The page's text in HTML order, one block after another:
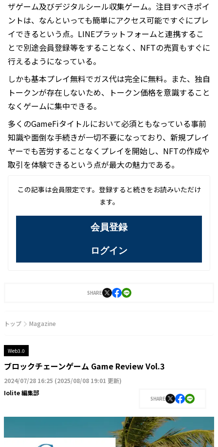
ザゲーム及びデジタルシール収集ゲーム。注目すべきポイ
ントは、なんといっても簡単にアクセス可能ですぐにプレ
イできるという点。LINEプラットフォームと連携するこ
とで別途会員登録等をすることなく、NFTの売買もすぐに
行えるようになっている。
しかも基本プレイ無料でガス代は完全に無料。また、独自
トークンが存在しないため、トークン価格を意識すること
なくゲームに集中できる。
多くのGameFiタイトルにおいて必須ともなっている事前
知識や面倒な手続きが一切不要になっており、新規プレイ
ヤーでも苦労することなくプレイを開始し、NFTの作成や
取引を体験できるという点が最大の魅力である。
この記事は会員限定です。登録すると続きをお読みいただけ
ます。
会員登録
ログイン
SHARE
トップ Magazine
Web3.0
ブロックチェーンゲーム Game Review Vol.3
2024/07/28 16:25 (2025/08/08 19:01 更新)
Iolite 編集部
SHARE